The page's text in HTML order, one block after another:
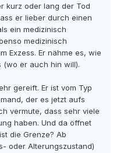
kurz oder lang der Tod
er lieber durch einen
ein medizinisch
medizinisch
Exzess. Er nähme es, wie
(wo er auch hin will).
gereift. Er ist vom Typ
der es jetzt aufs
vermute, dass sehr viele
haben. Und da öffnet
die Grenze? Ab
oder Alterungszustand)